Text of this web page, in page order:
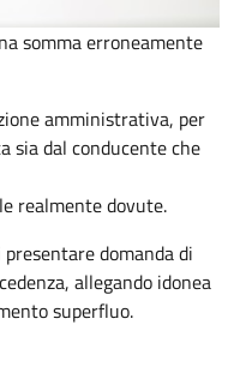
somma erroneamente
amministrativa, per
sia dal conducente che
realmente dovute.
domanda di
allegando idonea
superfluo.